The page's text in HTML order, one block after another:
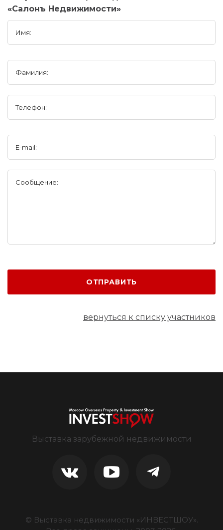
«Салонъ Недвижимости»
Имя:
Фамилия:
Телефон:
E-mail:
Сообщение:
ОТПРАВИТЬ
вернуться к списку участников
Выставка зарубежной недвижимости
© Выставка недвижимости «ИНВЕСТШОУ».